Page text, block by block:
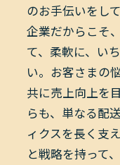
のお手伝いをし
企業だからこそ
て、柔軟に、い
い。お客さまの
共に売上向上を
らも、単なる配
ィクスを長く支
と戦略を持って